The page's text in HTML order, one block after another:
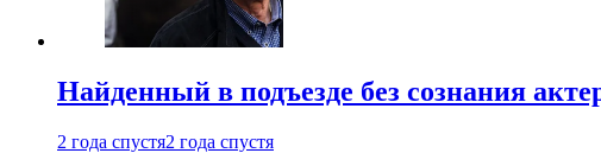
Найденный в подъезде без сознания
2 года спустя2 года спустя